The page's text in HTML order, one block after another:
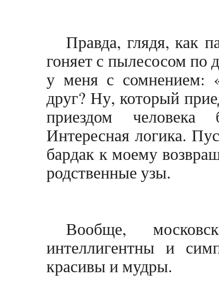
Правда, глядя, как
гоняет с пылесосом по
у меня с сомнением:
друг? Ну, который
приездом
Интересная логика.
бардак к моему
родственные узы.
Вообще,
интеллигентны и
красивы и мудры.